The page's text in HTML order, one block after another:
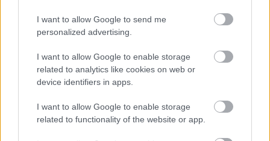
I want to allow Google to send me
personalized advertising.
I want to allow Google to enable storage
related to analytics like cookies on web or
device identifiers in apps.
I want to allow Google to enable storage
related to functionality of the website or app.
kolečkových lyžích pohybujte, ale v rámci vaší
bezpečnosti, raději vpravo. U nás to dokonce
8. Na kolečkových lyžích se musí začínat v letní
přípravě později
Dříve se kolečkové lyže zařazovaly do tréninku